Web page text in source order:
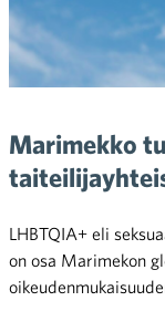
Marimekko
LHBTQIA+ eli
on osa Marimekon